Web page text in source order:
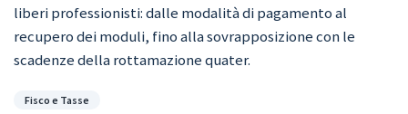
liberi professionisti: dalle modalità di pagamento al
recupero dei moduli, fino alla sovrapposizione con le
scadenze della rottamazione quater.
Categorie
Fisco e Tasse